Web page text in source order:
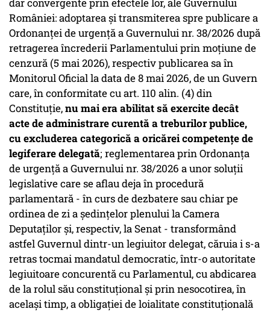
dar convergente prin efectele lor, ale Guvernului
României: adoptarea şi transmiterea spre publicare a
Ordonanţei de urgenţă a Guvernului nr. 38/2026 după
retragerea încrederii Parlamentului prin moţiune de
cenzură (5 mai 2026), respectiv publicarea sa în
Monitorul Oficial la data de 8 mai 2026, de un Guvern
care, în conformitate cu art. 110 alin. (4) din
Constituţie,nu mai era abilitat să exercite decât
acte de administrare curentă a treburilor publice,
cu excluderea categorică a oricărei competenţe de
legiferare delegată; reglementarea prin Ordonanţa
de urgenţă a Guvernului nr. 38/2026 a unor soluţii
legislative care se aflau deja în procedură
parlamentară - în curs de dezbatere sau chiar pe
ordinea de zi a şedinţelor plenului la Camera
Deputaţilor şi, respectiv, la Senat - transformând
astfel Guvernul dintr-un legiuitor delegat, căruia i s-a
retras tocmai mandatul democratic, într-o autoritate
legiuitoare concurentă cu Parlamentul, cu abdicarea
de la rolul său constituţional şi prin nesocotirea, în
acelaşi timp, a obligaţiei de loialitate constituţională